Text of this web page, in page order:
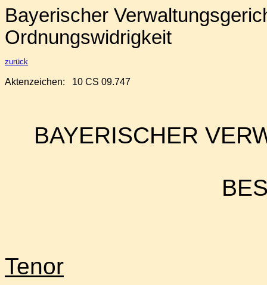
Bayerischer
Ordnungswidrigkeit
zurück
Aktenzeichen: 10 CS 09.747
BAYERISCHER
Tenor